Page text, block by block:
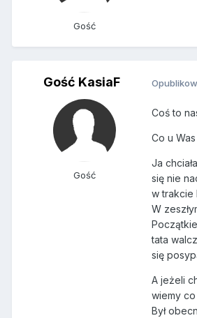
Gość
Gość KasiaF
Gość
Coś to
Co u
Ja
się nie
w trakcie
W
tata
się
A jeżeli
wiemy
Był